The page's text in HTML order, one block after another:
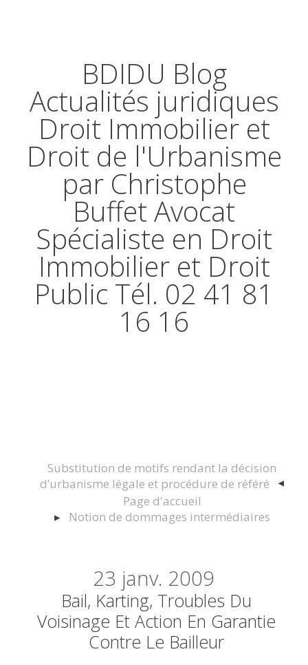
BDIDU Blog
Actualités juridiques
Droit Immobilier et
Droit de l'Urbanisme
par Christophe
Buffet Avocat
Spécialiste en Droit
Immobilier et Droit
Public Tél. 02 41 81
16 16
Substitution de motifs rendant la décision
d’urbanisme légale et procédure de référé
Page d'accueil
Notion de dommages intermédiaires
23 janv. 2009
Bail, Karting, Troubles Du
Voisinage Et Action En Garantie
Contre Le Bailleur